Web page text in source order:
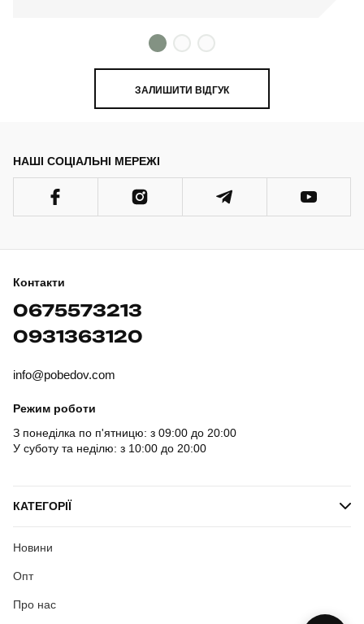
ЗАЛИШИТИ ВІДГУК
НАШІ СОЦІАЛЬНІ МЕРЕЖІ
Контакти
0675573213
0931363120
info@pobedov.com
Режим роботи
З понеділка по п'ятницю: з 09:00 до 20:00
У суботу та неділю: з 10:00 до 20:00
КАТЕГОРІЇ
Новини
Опт
Про нас